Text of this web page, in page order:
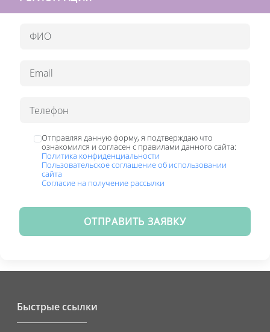
Отправляя данную форму, я подтверждаю что
ознакомился и согласен с правилами данного сайта:
Политика конфиденциальности
Пользовательское соглашение об использовании
сайта
Согласие на получение рассылки
ОТПРАВИТЬ ЗАЯВКУ
Быстрые ссылки